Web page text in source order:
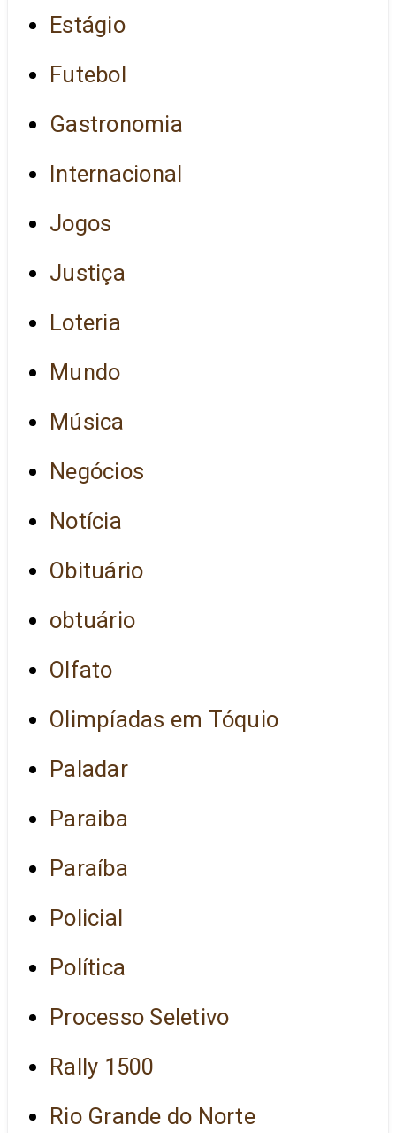
Estágio
Futebol
Gastronomia
Internacional
Jogos
Justiça
Loteria
Mundo
Música
Negócios
Notícia
Obituário
obtuário
Olfato
Olimpíadas em Tóquio
Paladar
Paraiba
Paraíba
Policial
Política
Processo Seletivo
Rally 1500
Rio Grande do Norte